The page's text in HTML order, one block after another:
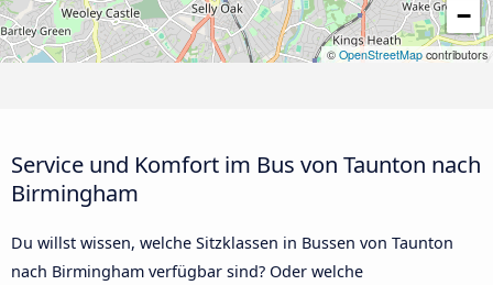
−
© OpenStreetMap contributors
Service und Komfort im Bus von Taunton nach
Birmingham
Du willst wissen, welche Sitzklassen in Bussen von Taunton
nach Birmingham verfügbar sind? Oder welche